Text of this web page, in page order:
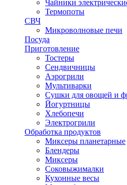
Чайники
Термопоты
СВЧ
Микроволновые печи
Посуда
Приготовление
Тостеры
Сендвичницы
Аэрогрили
Мультиварки
Сушки для овощей и
Йогуртницы
Хлебопечи
Электрогрили
Обработка продуктов
Миксеры планетарные
Блендеры
Миксеры
Соковыжималки
Кухонные весы